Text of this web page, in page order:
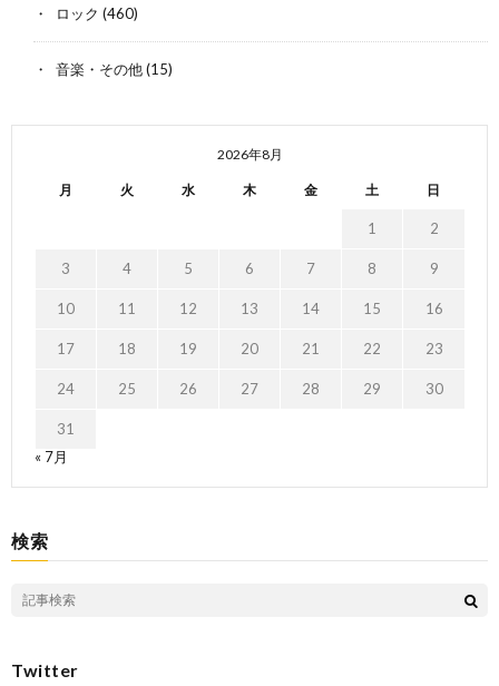
ロック (460)
音楽・その他(15)
2026年8月
月 火 水 木 金 土 日
1 2
3 4 5 6 7 8 9
10 11 12 13 14 15 16
17 18 19 20 21 22 23
24 25 26 27 28 29 30
31
« 7月
検索
Twitter